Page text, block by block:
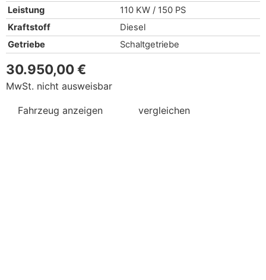
Leistung
110 KW / 150 PS
Kraftstoff
Diesel
Getriebe
Schaltgetriebe
30.950,00 €
MwSt. nicht ausweisbar
Fahrzeug anzeigen vergleichen